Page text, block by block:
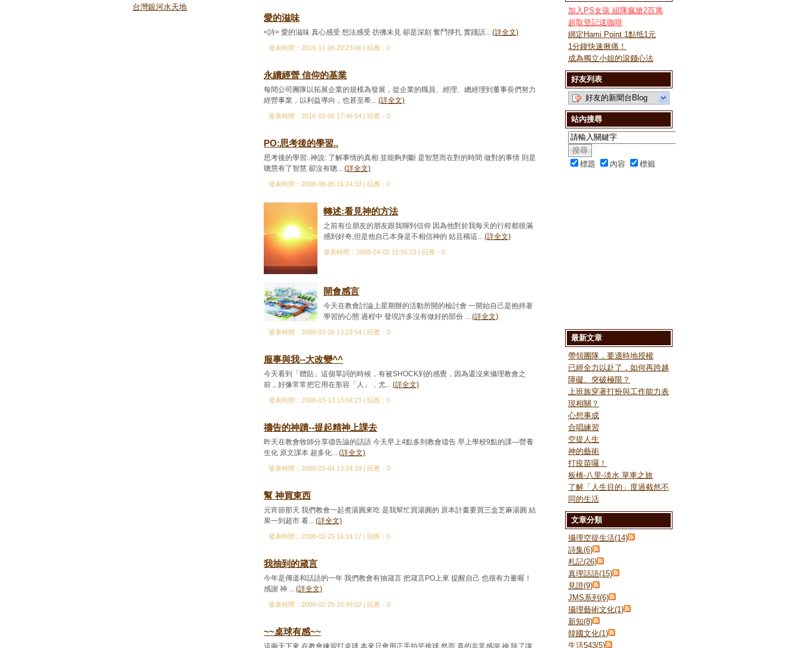
愛的滋味
<詩> 愛的滋味 真心感受 想法感受 彷彿未見 卻是深刻 奮鬥掙扎 實踐話... (詳全文)
發表時間：2016-11-06 20:23:06 | 回應：0
永續經營 信仰的基業
每間公司團隊以拓展企業的規模為發展，從企業的職員、經理、總經理到董事長們努力
經營事業，以利益導向，也甚至希... (詳全文)
發表時間：2016-10-06 17:46:54 | 回應：0
PO:思考後的學習..
思考後的學習..神說: 了解事情的真相 並能夠判斷 是智慧而在對的時間 做對的事情 則是
聰慧有了智慧 卻沒有聰... (詳全文)
發表時間：2008-08-05 16:24:33 | 回應：0
轉述:看見神的方法
之前有位朋友的朋友跟我聊到信仰 因為他對於我每天的行程都很滿
感到好奇,但是他自己本身是不相信神的 姑且稱這... (詳全文)
發表時間：2008-04-02 15:56:23 | 回應：0
開會感言
今天在教會討論上星期辦的活動所開的檢討會 一開始自己是抱持著
學習的心態 過程中 發現許多沒有做好的部份 ... (詳全文)
發表時間：2008-03-26 13:23:54 | 回應：0
服事與我--大改變^^
今天看到「體貼」這個單詞的時候，有被SHOCK到的感覺，因為還沒來攝理教會之
前，好像常常把它用在形容「人」，尤... (詳全文)
發表時間：2008-03-13 13:04:23 | 回應：0
禱告的神蹟--提起精神上課去
昨天在教會牧師分享禱告論的話語 今天早上4點多到教會禱告 早上學校9點的課—營養
生化 原文課本 超多化... (詳全文)
發表時間：2008-03-04 13:24:39 | 回應：0
幫 神買東西
元宵節那天 我們教會一起煮湯圓來吃 是我幫忙買湯圓的 原本計畫要買三盒芝麻湯圓 結
果一到超市 看... (詳全文)
發表時間：2008-02-25 16:14:17 | 回應：0
我抽到的箴言
今年是傳道和話語的一年 我們教會有抽箴言 把箴言PO上來 提醒自己 也很有力量喔！
感謝 神 ... (詳全文)
發表時間：2008-02-25 15:49:02 | 回應：0
~~桌球有感~~
這兩天下來 在教會練習打桌球 本來只會用正手拍平推球 然而 真的非常感謝 神 除了讓
加入PS女孩 組隊瘋搶2百萬
超取登記送咖啡
綁定Hami Point 1點抵1元
1分鐘快速揪痛！
成為獨立小姐的滾錢心法
好友列表
好友的新聞台Blog
站內搜尋
標題 內容 標籤
最新文章
帶領團隊，要適時地授權
已經全力以赴了，如何再跨越
障礙、突破極限？
上班族穿著打扮與工作能力表
現相關？
心想事成
合唱練習
空提人生
神的藝術
打疫苗囉！
板橋-八里-淡水 單車之旅
了解「人生目的」度過截然不
同的生活
文章分類
攝理空提生活(14)
詩集(6)
札記(26)
真理話語(15)
見證(9)
JMS系列(6)
攝理藝術文化(1)
新知(8)
韓國文化(1)
生活543(5)
台灣銀河水天地